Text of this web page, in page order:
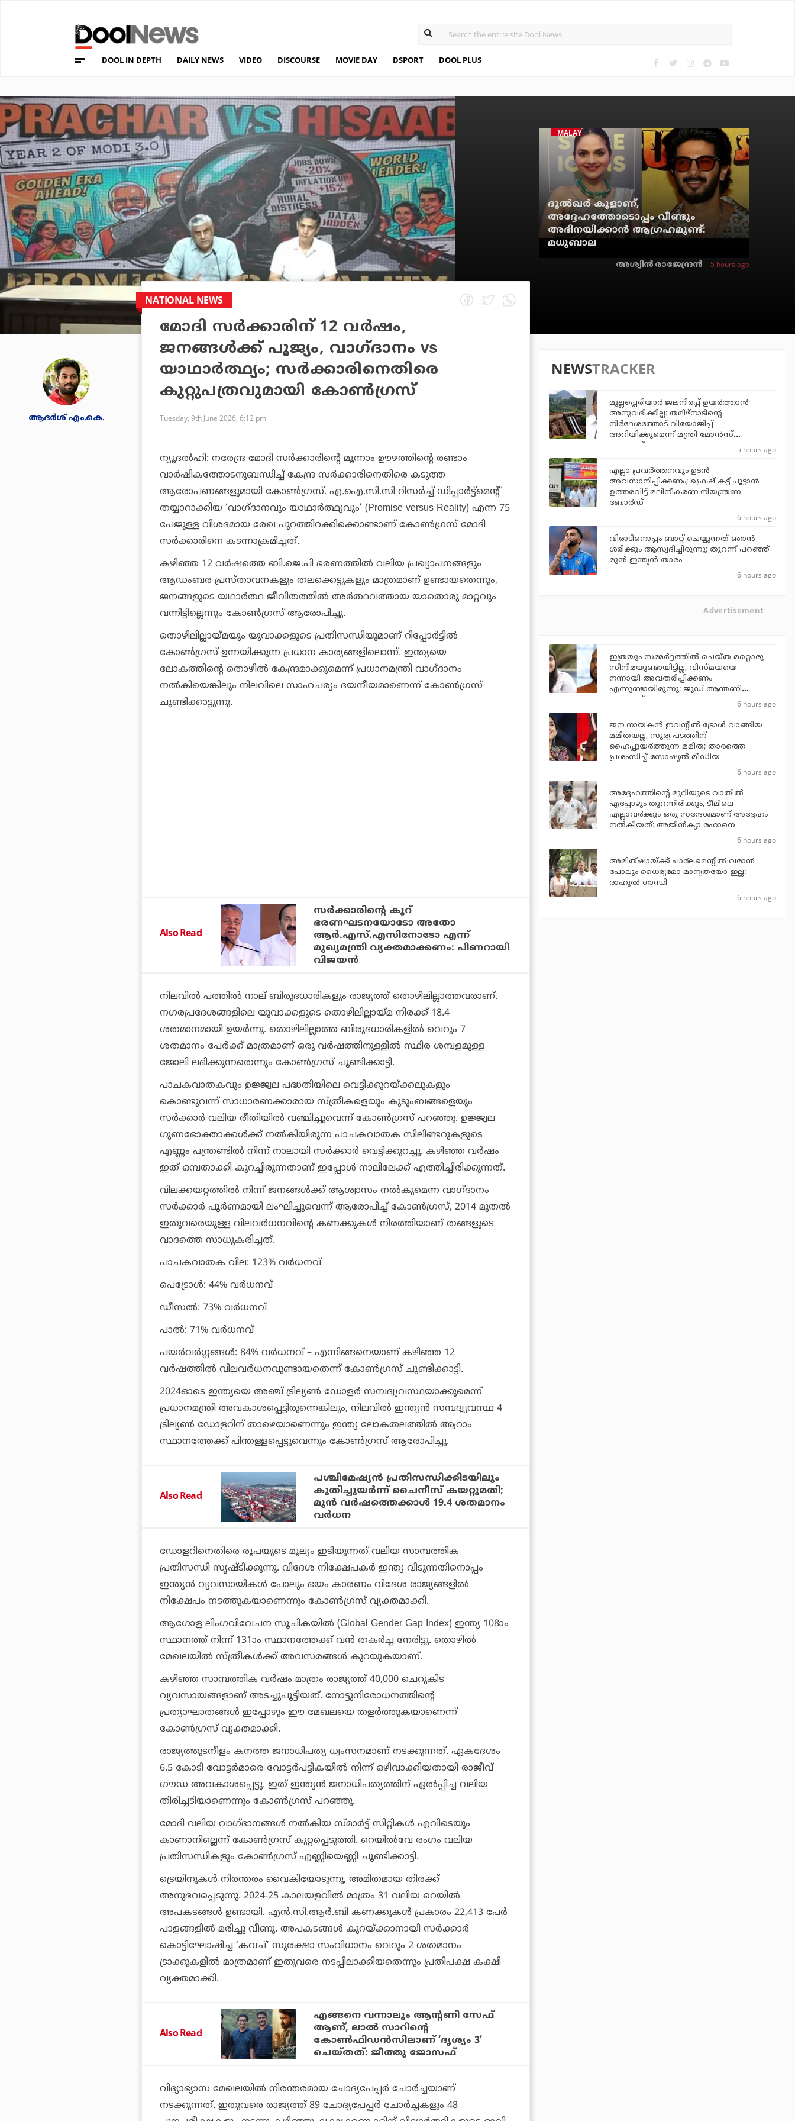
DOOL IN DEPTH DAILY NEWS VIDEO DISCOURSE MOVIE DAY DSPORT DOOL PLUS
MALAYALAM CINEMA
ദുല്‍ഖര്‍ കൂളാണ്,
അദ്ദേഹത്തോടൊപ്പം വീണ്ടും
അഭിനയിക്കാന്‍ ആഗ്രഹമുണ്ട്:
മധുബാല
അശ്വിന്‍ രാജേന്ദ്രന്‍ 5 hours ago
ആദർശ് എം.കെ.
NATIONAL NEWS
മോദി സര്‍ക്കാരിന് 12 വര്‍ഷം,
ജനങ്ങള്‍ക്ക് പൂജ്യം, വാഗ്ദാനം vs
യാഥാര്‍ത്ഥ്യം; സര്‍ക്കാരിനെതിരെ
കുറ്റുപത്രവുമായി കോണ്‍ഗ്രസ്
Tuesday, 9th June 2026, 6:12 pm
ന്യൂദല്‍ഹി: നരേന്ദ്ര മോദി സര്‍ക്കാരിന്റെ മൂന്നാം ഊഴത്തിന്റെ രണ്ടാം
വാര്‍ഷികത്തോടനുബന്ധിച്ച് കേന്ദ്ര സര്‍ക്കാരിനെതിരെ കടുത്ത
ആരോപണങ്ങളുമായി കോണ്‍ഗ്രസ്. എ.ഐ.സി.സി റിസര്‍ച്ച് ഡിപ്പാര്‍ട്ട്മെന്റ്
തയ്യാറാക്കിയ ‘വാഗ്ദാനവും യാഥാര്‍ത്ഥ്യവും’ (Promise versus Reality) എന്ന 75
പേജുള്ള വിശദമായ രേഖ പുറത്തിറക്കിക്കൊണ്ടാണ് കോണ്‍ഗ്രസ് മോദി
സര്‍ക്കാരിനെ കടന്നാക്രമിച്ചത്.
കഴിഞ്ഞ 12 വര്‍ഷത്തെ ബി.ജെ.പി ഭരണത്തില്‍ വലിയ പ്രഖ്യാപനങ്ങളും
ആഡംബര പ്രസ്താവനകളും തലക്കെട്ടുകളും മാത്രമാണ് ഉണ്ടായതെന്നും,
ജനങ്ങളുടെ യഥാര്‍ത്ഥ ജീവിതത്തില്‍ അര്‍ത്ഥവത്തായ യാതൊരു മാറ്റവും
വന്നിട്ടില്ലെന്നും കോണ്‍ഗ്രസ് ആരോപിച്ചു.
തൊഴിലില്ലായ്മയും യുവാക്കളുടെ പ്രതിസന്ധിയുമാണ് റിപ്പോര്‍ട്ടില്‍
കോണ്‍ഗ്രസ് ഉന്നയിക്കുന്ന പ്രധാന കാര്യങ്ങളിലൊന്ന്. ഇന്ത്യയെ
ലോകത്തിന്റെ തൊഴില്‍ കേന്ദ്രമാക്കുമെന്ന് പ്രധാനമന്ത്രി വാഗ്ദാനം
നല്‍കിയെങ്കിലും നിലവിലെ സാഹചര്യം ദയനീയമാണെന്ന് കോണ്‍ഗ്രസ്
ചൂണ്ടിക്കാട്ടുന്നു.
Also Read
സര്‍ക്കാരിന്റെ കൂറ്
ഭരണഘടനയോടോ അതോ
ആര്‍.എസ്.എസിനോടോ എന്ന്
മുഖ്യമന്ത്രി വ്യക്തമാക്കണം: പിണറായി
വിജയന്‍
നിലവില്‍ പത്തില്‍ നാല് ബിരുദധാരികളും രാജ്യത്ത് തൊഴിലില്ലാത്തവരാണ്.
നഗരപ്രദേശങ്ങളിലെ യുവാക്കളുടെ തൊഴിലില്ലായ്മ നിരക്ക് 18.4
ശതമാനമായി ഉയര്‍ന്നു. തൊഴിലില്ലാത്ത ബിരുദധാരികളില്‍ വെറും 7
ശതമാനം പേര്‍ക്ക് മാത്രമാണ് ഒരു വര്‍ഷത്തിനുള്ളില്‍ സ്ഥിര ശമ്പളമുള്ള
ജോലി ലഭിക്കുന്നതെന്നും കോണ്‍ഗ്രസ് ചൂണ്ടിക്കാട്ടി.
പാചകവാതകവും ഉജ്ജ്വല പദ്ധതിയിലെ വെട്ടിക്കുറയ്ക്കലുകളും
കൊണ്ടുവന്ന് സാധാരണക്കാരായ സ്ത്രീകളെയും കുടുംബങ്ങളെയും
സര്‍ക്കാര്‍ വലിയ രീതിയില്‍ വഞ്ചിച്ചുവെന്ന് കോണ്‍ഗ്രസ് പറഞ്ഞു. ഉജ്ജ്വല
ഗുണഭോക്താക്കള്‍ക്ക് നല്‍കിയിരുന്ന പാചകവാതക സിലിണ്ടറുകളുടെ
എണ്ണം പന്ത്രണ്ടില്‍ നിന്ന് നാലായി സര്‍ക്കാര്‍ വെട്ടിക്കുറച്ചു. കഴിഞ്ഞ വര്‍ഷം
ഇത് ഒമ്പതാക്കി കുറച്ചിരുന്നതാണ് ഇപ്പോള്‍ നാലിലേക്ക് എത്തിച്ചിരിക്കുന്നത്.
വിലക്കയറ്റത്തില്‍ നിന്ന് ജനങ്ങള്‍ക്ക് ആശ്വാസം നല്‍കുമെന്ന വാഗ്ദാനം
സര്‍ക്കാര്‍ പൂര്‍ണമായി ലംഘിച്ചുവെന്ന് ആരോപിച്ച് കോണ്‍ഗ്രസ്, 2014 മുതല്‍
ഇതുവരെയുള്ള വിലവര്‍ധനവിന്റെ കണക്കുകള്‍ നിരത്തിയാണ് തങ്ങളുടെ
വാദത്തെ സാധൂകരിച്ചത്.
പാചകവാതക വില: 123% വര്‍ധനവ്
പെട്രോള്‍: 44% വര്‍ധനവ്
ഡീസല്‍: 73% വര്‍ധനവ്
പാല്‍: 71% വര്‍ധനവ്
പയര്‍വര്‍ഗ്ഗങ്ങള്‍: 84% വര്‍ധനവ് – എന്നിങ്ങനെയാണ് കഴിഞ്ഞ 12
വര്‍ഷത്തില്‍ വിലവര്‍ധനവുണ്ടായതെന്ന് കോണ്‍ഗ്രസ് ചൂണ്ടിക്കാട്ടി.
2024ഓടെ ഇന്ത്യയെ അഞ്ച് ട്രില്യണ്‍ ഡോളര്‍ സമ്പദ്വ്യവസ്ഥയാക്കുമെന്ന്
പ്രധാനമന്ത്രി അവകാശപ്പെട്ടിരുന്നെങ്കിലും, നിലവില്‍ ഇന്ത്യന്‍ സമ്പദ്വ്യവസ്ഥ 4
ട്രില്യണ്‍ ഡോളറിന് താഴെയാണെന്നും ഇന്ത്യ ലോകതലത്തില്‍ ആറാം
സ്ഥാനത്തേക്ക് പിന്തള്ളപ്പെട്ടുവെന്നും കോണ്‍ഗ്രസ് ആരോപിച്ചു.
Also Read
പശ്ചിമേഷ്യന്‍ പ്രതിസന്ധിക്കിടയിലും
കുതിച്ചുയര്‍ന്ന് ചൈനീസ് കയറ്റുമതി;
മുന്‍ വര്‍ഷത്തെക്കാള്‍ 19.4 ശതമാനം
വര്‍ധന
ഡോളറിനെതിരെ രൂപയുടെ മൂല്യം ഇടിയുന്നത് വലിയ സാമ്പത്തിക
പ്രതിസന്ധി സൃഷ്ടിക്കുന്നു. വിദേശ നിക്ഷേപകര്‍ ഇന്ത്യ വിടുന്നതിനൊപ്പം
ഇന്ത്യന്‍ വ്യവസായികള്‍ പോലും ഭയം കാരണം വിദേശ രാജ്യങ്ങളില്‍
നിക്ഷേപം നടത്തുകയാണെന്നും കോണ്‍ഗ്രസ് വ്യക്തമാക്കി.
ആഗോള ലിംഗവിവേചന സൂചികയില്‍ (Global Gender Gap Index) ഇന്ത്യ 108ാം
സ്ഥാനത്ത് നിന്ന് 131ാം സ്ഥാനത്തേക്ക് വന്‍ തകര്‍ച്ച നേരിട്ടു. തൊഴില്‍
മേഖലയില്‍ സ്ത്രീകള്‍ക്ക് അവസരങ്ങള്‍ കുറയുകയാണ്.
കഴിഞ്ഞ സാമ്പത്തിക വര്‍ഷം മാത്രം രാജ്യത്ത് 40,000 ചെറുകിട
വ്യവസായങ്ങളാണ് അടച്ചുപൂട്ടിയത്. നോട്ടുനിരോധനത്തിന്റെ
പ്രത്യാഘാതങ്ങള്‍ ഇപ്പോഴും ഈ മേഖലയെ തളര്‍ത്തുകയാണെന്ന്
കോണ്‍ഗ്രസ് വ്യക്തമാക്കി.
രാജ്യത്തുടനീളം കനത്ത ജനാധിപത്യ ധ്വംസനമാണ് നടക്കുന്നത്. ഏകദേശം
6.5 കോടി വോട്ടര്‍മാരെ വോട്ടര്‍പട്ടികയില്‍ നിന്ന് ഒഴിവാക്കിയതായി രാജീവ്
ഗൗഡ അവകാശപ്പെട്ടു. ഇത് ഇന്ത്യന്‍ ജനാധിപത്യത്തിന് ഏല്‍പ്പിച്ച വലിയ
തിരിച്ചടിയാണെന്നും കോണ്‍ഗ്രസ് പറഞ്ഞു.
മോദി വലിയ വാഗ്ദാനങ്ങള്‍ നല്‍കിയ സ്മാര്‍ട്ട് സിറ്റികള്‍ എവിടെയും
കാണാനില്ലെന്ന് കോണ്‍ഗ്രസ് കുറ്റപ്പെടുത്തി. റെയില്‍വേ രംഗം വലിയ
പ്രതിസന്ധികളും കോണ്‍ഗ്രസ് എണ്ണിയെണ്ണി ചൂണ്ടിക്കാട്ടി.
ട്രെയിനുകള്‍ നിരന്തരം വൈകിയോടുന്നു, അമിതമായ തിരക്ക്
അനുഭവപ്പെടുന്നു. 2024-25 കാലയളവില്‍ മാത്രം 31 വലിയ റെയില്‍
അപകടങ്ങള്‍ ഉണ്ടായി. എന്‍.സി.ആര്‍.ബി കണക്കുകള്‍ പ്രകാരം 22,413 പേര്‍
പാളങ്ങളില്‍ മരിച്ചു വീണു. അപകടങ്ങള്‍ കുറയ്ക്കാനായി സര്‍ക്കാര്‍
കൊട്ടിഘോഷിച്ച ‘കവച്’ സുരക്ഷാ സംവിധാനം വെറും 2 ശതമാനം
ട്രാക്കുകളില്‍ മാത്രമാണ് ഇതുവരെ നടപ്പിലാക്കിയതെന്നും പ്രതിപക്ഷ കക്ഷി
വ്യക്തമാക്കി.
Also Read
എങ്ങനെ വന്നാലും ആന്റണി സേഫ്
ആണ്, ലാൽ സാറിന്റെ
കോൺഫിഡൻസിലാണ് ‘ദൃശ്യം 3’
ചെയ്തത്: ജീത്തു ജോസഫ്
വിദ്യാഭ്യാസ മേഖലയില്‍ നിരന്തരമായ ചോദ്യപേപ്പര്‍ ചോര്‍ച്ചയാണ്
നടക്കുന്നത്. ഇതുവരെ രാജ്യത്ത് 89 ചോദ്യപേപ്പര്‍ ചോര്‍ച്ചകളും 48
NEWSTRACKER
മുല്ലപ്പെരിയാര്‍ ജലനിരപ്പ് ഉയര്‍ത്താന്‍
അനുവദിക്കില്ല: തമിഴ്‌നാടിന്റെ
നിര്‍ദേശത്തോട് വിയോജിപ്പ്
അറിയിക്കുമെന്ന് മന്ത്രി മോന്‍സ്
ജോസഫ്
5 hours ago
എല്ലാ പ്രവര്‍ത്തനവും ഉടന്‍
അവസാനിപ്പിക്കണം; ഫ്രെഷ് കട്ട് പൂട്ടാന്‍
ഉത്തരവിട്ട് മലിനീകരണ നിയന്ത്രണ
ബോര്‍ഡ്
6 hours ago
വിരാടിനൊപ്പം ബാറ്റ് ചെയ്യുന്നത് ഞാന്‍
ശരിക്കും ആസ്വദിച്ചിരുന്നു; തുറന്ന് പറഞ്ഞ്
മുന്‍ ഇന്ത്യന്‍ താരം
6 hours ago
Advertisement
ഇത്രയും സമ്മർദ്ദത്തിൽ ചെയ്ത മറ്റൊരു
സിനിമയുണ്ടായിട്ടില്ല, വിസ്മയയെ
നന്നായി അവതരിപ്പിക്കണം
എന്നുണ്ടായിരുന്നു: ജൂഡ് ആന്തണി
ജോസഫ്
6 hours ago
ജന നായകന്‍ ഇവന്റില്‍ ട്രോള്‍ വാങ്ങിയ
മമിതയല്ല, സൂര്യ പടത്തിന്
ഹൈപ്പുയര്‍ത്തുന്ന മമിത; താരത്തെ
പ്രശംസിച്ച് സോഷ്യല്‍ മീഡിയ
6 hours ago
അദ്ദേഹത്തിന്റെ മുറിയുടെ വാതില്‍
എപ്പോഴും തുറന്നിരിക്കും, ടീമിലെ
എല്ലാവര്‍ക്കും ഒരു സന്ദേശമാണ് അദ്ദേഹം
നല്‍കിയത്: അജിന്‍ക്യാ രഹാനെ
6 hours ago
അമിത്ഷായ്ക്ക് പാര്‍ലമെന്റില്‍ വരാന്‍
പോലും ധൈര്യമോ മാന്യതയോ ഇല്ല:
രാഹുല്‍ ഗാന്ധി
6 hours ago